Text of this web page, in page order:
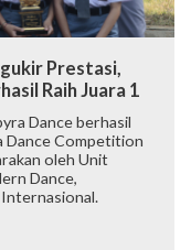
Prestasi,
Raih Juara 1
Dance berhasil
Dance Competition
oleh Unit
Dance,